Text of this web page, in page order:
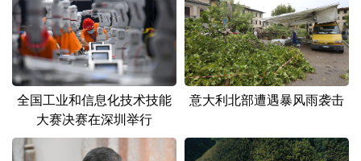
山东 河南 湖北 湖南
广东 广西 海南 重庆
四川 贵州 云南 西藏
陕西 甘肃
黑龙江
全国工业和信息化技术技能
大赛决赛在深圳举行
意大利北部遭遇暴风雨袭击